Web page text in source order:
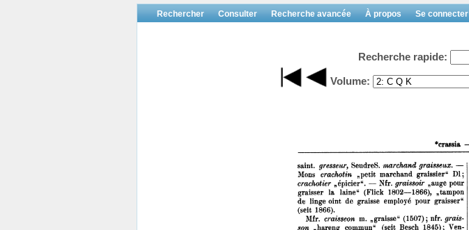
Rechercher Consulter Recherche avancée À propos Se connecter
Recherche rapide:
Volume: